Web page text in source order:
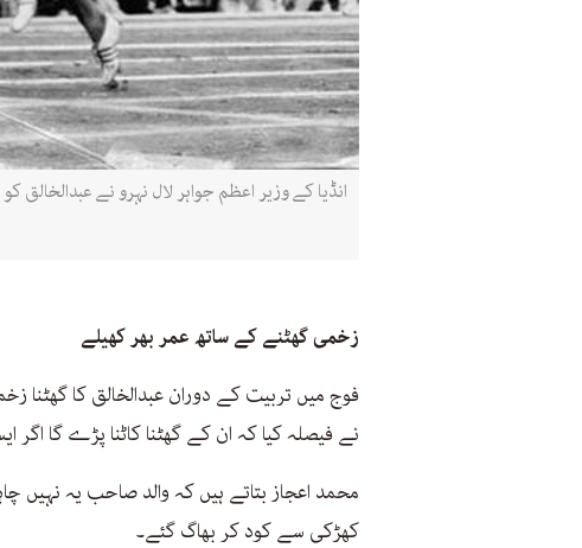
انڈیا کے وزیر اعظم جواہر لال نہرو نے عبدالخالق
زخمی گھٹنے کے ساتھ عمر بھر کھیلے
فوج میں تربیت کے دوران عبدالخالق کا گھٹنا
نے فیصلہ کیا کہ ان کے گھٹنا کاٹنا پڑے گا اگر
محمد اعجاز بتاتے ہیں کہ والد صاحب یہ نہیں
کھڑکی سے کود کر بھاگ گئے۔